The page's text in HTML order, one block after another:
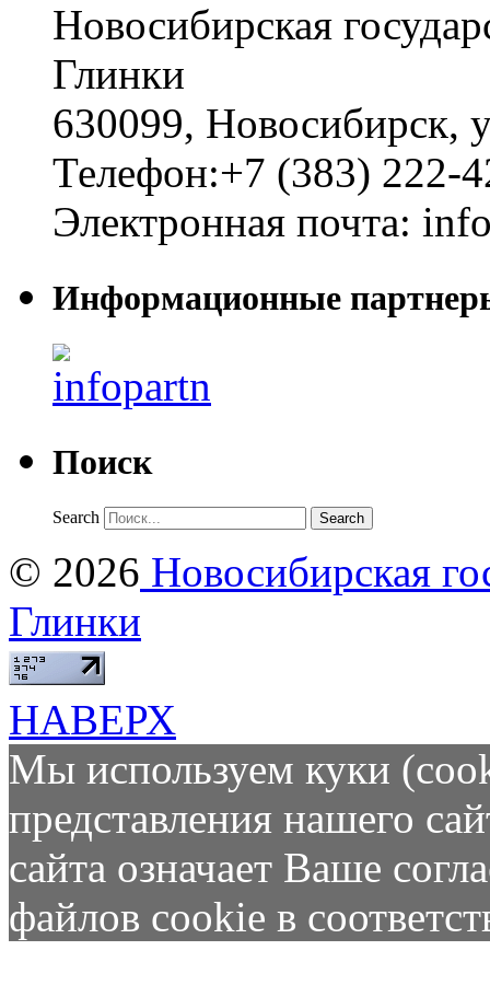
Новосибирская
Глинки
630099, Новосибирск,
Телефон:+7 (383) 222-
Электронная почта:
Информационные
Поиск
Search
© 2026 Новосибирская
Глинки
НАВЕРХ
Мы используем куки
представления нашего
сайта означает Ваше
файлов cookie в